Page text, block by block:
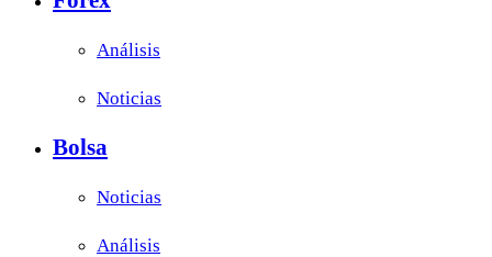
Análisis
Noticias
Bolsa
Noticias
Análisis